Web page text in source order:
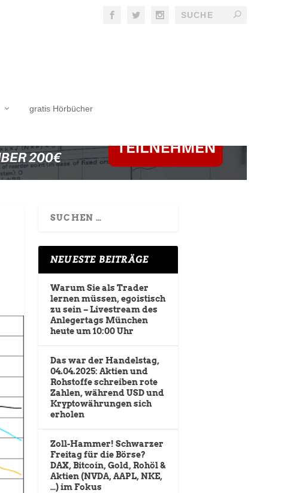
gratis Hörbücher
NEUESTE BEITRÄGE
Warum Sie als Trader
lernen müssen, egoistisch
zu sein – Livestream des
Anlegertags München
heute um 10:00 Uhr
Das war der Handelstag,
04.04.2025: Aktien und
Rohstoffe schreiben rote
Zahlen, während USD und
Kryptowährungen sich
erholen
Zoll-Hammer! Schwarzer
Freitag für die Börse?
DAX, Bitcoin, Gold, Rohöl &
Aktien (NVDA, AAPL, NKE,
…) im Fokus